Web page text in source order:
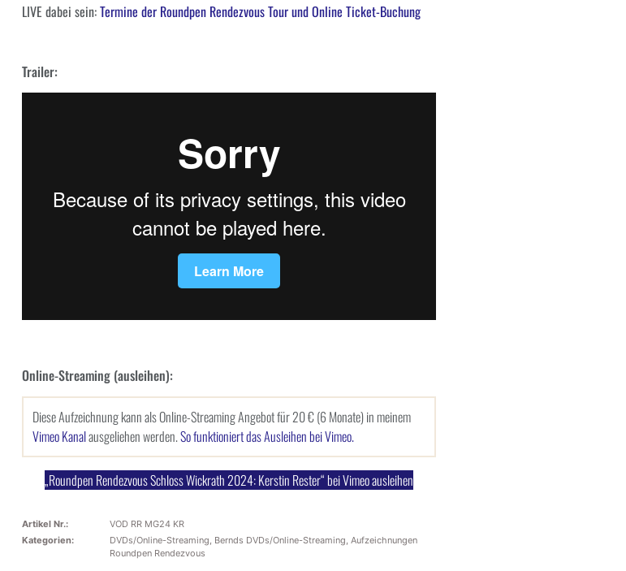
LIVE dabei sein:Termine der Roundpen Rendezvous Tour und Online Ticket-Buchung
Trailer:
Online-Streaming (ausleihen):
Diese Aufzeichnung kann als Online-Streaming Angebot für 20 € (6 Monate) in meinem
Vimeo Kanalausgeliehen werden.So funktioniert das Ausleihen bei Vimeo.
„Roundpen Rendezvous Schloss Wickrath 2024: Kerstin Rester“ bei Vimeo ausleihen
Artikel Nr.:
VOD RR MG24 KR
Kategorien:
DVDs/Online-Streaming, Bernds DVDs/Online-Streaming, Aufzeichnungen
Roundpen Rendezvous